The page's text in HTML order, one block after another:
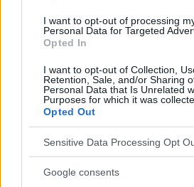
I want to opt-out of processing
Personal Data for Targeted
Opted In
I want to opt-out of Collection,
Retention, Sale, and/or Sharing
Personal Data that Is Unrelated
Purposes for which it was
Opted Out
Sensitive Data Processing Opt
Google consents
Publicidad: